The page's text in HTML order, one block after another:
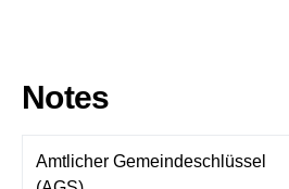
Notes
Amtlicher Gemeindeschlüssel